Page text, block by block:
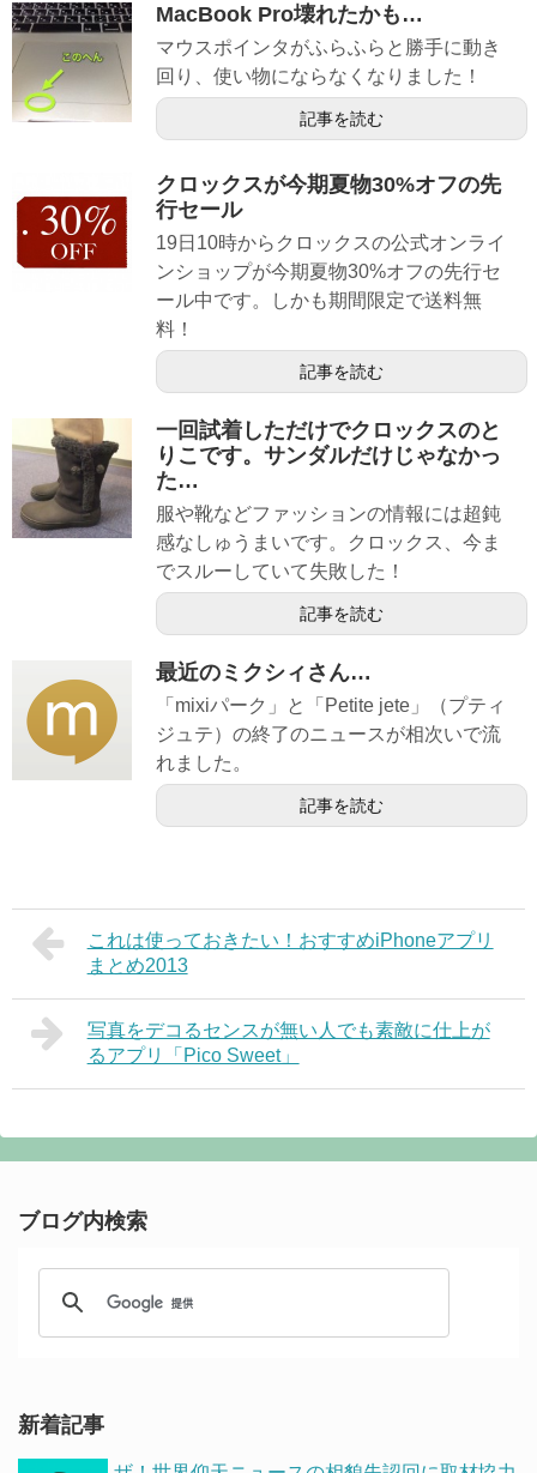
MacBook Pro壊れたかも…
マウスポインタがふらふらと勝手に動き
回り、使い物にならなくなりました！
記事を読む
クロックスが今期夏物30%オフの先
行セール
19日10時からクロックスの公式オンライ
ンショップが今期夏物30%オフの先行セ
ール中です。しかも期間限定で送料無
料！
記事を読む
一回試着しただけでクロックスのと
りこです。サンダルだけじゃなかっ
た…
服や靴などファッションの情報には超鈍
感なしゅうまいです。クロックス、今ま
でスルーしていて失敗した！
記事を読む
最近のミクシィさん…
「mixiパーク」と「Petite jete」（プティ
ジュテ）の終了のニュースが相次いで流
れました。
記事を読む
これは使っておきたい！おすすめiPhoneアプリ
まとめ2013
写真をデコるセンスが無い人でも素敵に仕上が
るアプリ「Pico Sweet」
ブログ内検索
新着記事